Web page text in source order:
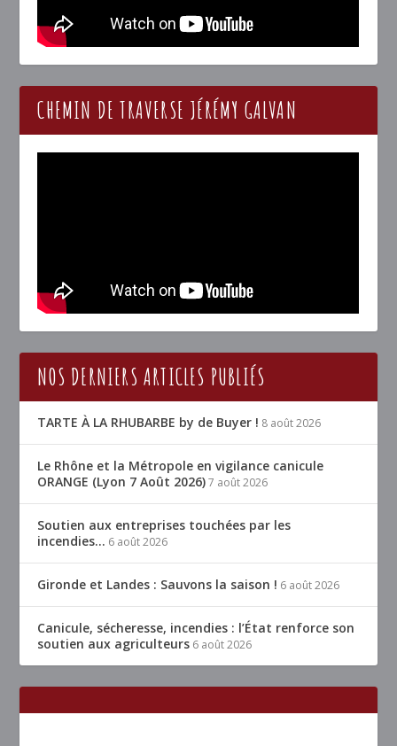
CHEMIN DE TRAVERSE JÉRÉMY GALVAN
NOS DERNIERS ARTICLES PUBLIÉS
TARTE À LA RHUBARBE by de Buyer ! 8 août 2026
Le Rhône et la Métropole en vigilance canicule
ORANGE (Lyon 7 Août 2026) 7 août 2026
Soutien aux entreprises touchées par les
incendies… 6 août 2026
Gironde et Landes : Sauvons la saison ! 6 août 2026
Canicule, sécheresse, incendies : l’État renforce son
soutien aux agriculteurs 6 août 2026